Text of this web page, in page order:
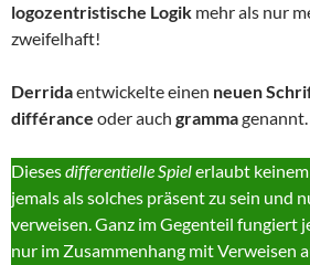
logozentristische Logik mehr als nur
zweifelhaft!
Derridaentwickelte einen neuen
différance oder auch grammagenannt.
Diesesdifferentielle Spielerlaubt
jemals als solches präsent zu sein und
verweisen. Ganz im Gegenteil fungiert
nur im Zusammenhang mit Verweisen